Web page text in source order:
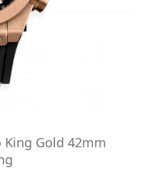
Gold 42mm